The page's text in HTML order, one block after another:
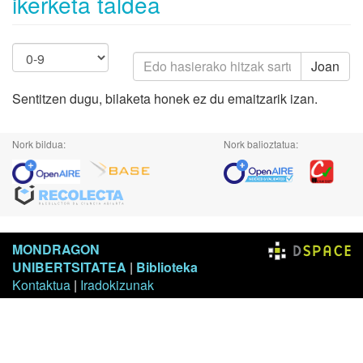
Joan
Sentitzen dugu, bilaketa honek ez du emaitzarik izan.
Nork bildua: Nork balioztatua:
MONDRAGON
UNIBERTSITATEA | Biblioteka
Kontaktua | Iradokizunak